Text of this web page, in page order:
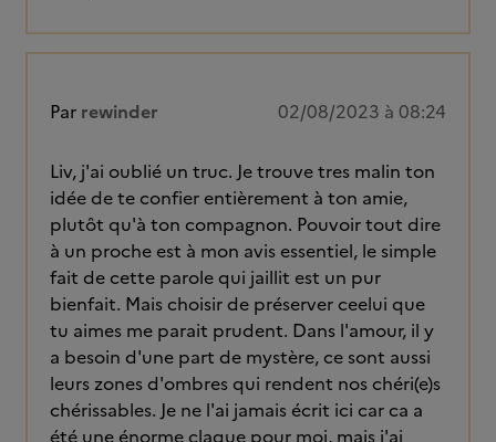
Par rewinder 02/08/2023 à 08:24
Liv, j'ai oublié un truc. Je trouve tres malin ton
idée de te confier entièrement à ton amie,
plutôt qu'à ton compagnon. Pouvoir tout dire
à un proche est à mon avis essentiel, le simple
fait de cette parole qui jaillit est un pur
bienfait. Mais choisir de préserver ceelui que
tu aimes me parait prudent. Dans l'amour, il y
a besoin d'une part de mystère, ce sont aussi
leurs zones d'ombres qui rendent nos chéri(e)s
chérissables. Je ne l'ai jamais écrit ici car ca a
été une énorme claque pour moi, mais j'ai